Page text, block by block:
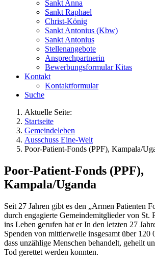
Sankt Anna
Sankt Raphael
Christ-König
Sankt Antonius (Kbw)
Sankt Antonius
Stellenangebote
Ansprechpartnerin
Bewerbungsformular Kitas
Kontakt
Kontaktformular
Suche
Aktuelle Seite:
Startseite
Gemeindeleben
Ausschuss Eine-Welt
Poor-Patient-Fonds (PPF), Kampala/
Poor-Patient-Fonds (PPF),
Kampala/Uganda
Seit 27 Jahren gibt es den „Armen Patienten
durch engagierte Gemeindemitglieder von St.
ins Leben gerufen hat er In den letzten 27
Spenden von mittlerweile insgesamt über 120
dass unzählige Menschen behandelt, geheilt
Tod gerettet werden konnten.